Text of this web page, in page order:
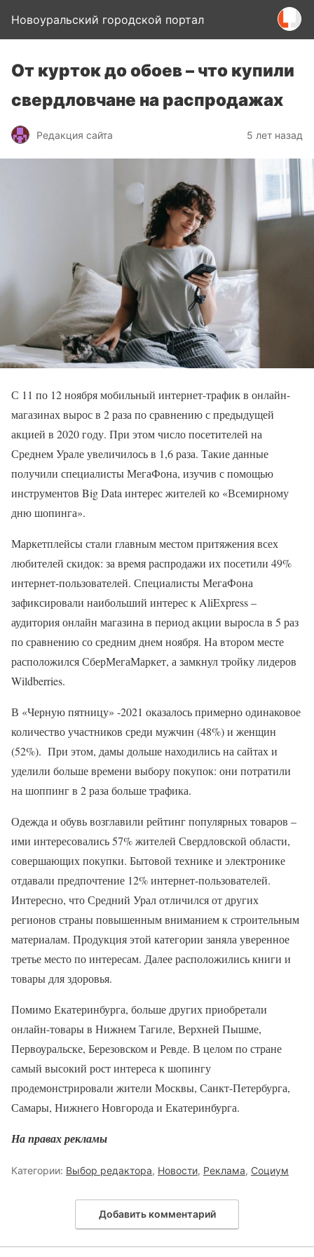
Новоуральский городской портал
От курток до обоев – что купили
свердловчане на распродажах
Редакция сайта 5 лет назад
С 11 по 12 ноября мобильный интернет-трафик в онлайн-
магазинах вырос в 2 раза по сравнению с предыдущей
акцией в 2020 году. При этом число посетителей на
Среднем Урале увеличилось в 1,6 раза. Такие данные
получили специалисты МегаФона, изучив с помощью
инструментов Big Data интерес жителей ко «Всемирному
дню шопинга».
Маркетплейсы стали главным местом притяжения всех
любителей скидок: за время распродажи их посетили 49%
интернет-пользователей. Специалисты МегаФона
зафиксировали наибольший интерес к AliExpress –
аудитория онлайн магазина в период акции выросла в 5 раз
по сравнению со средним днем ноября. На втором месте
расположился СберМегаМаркет, а замкнул тройку лидеров
Wildberries.
В «Черную пятницу» -2021 оказалось примерно одинаковое
количество участников среди мужчин (48%) и женщин
(52%). При этом, дамы дольше находились на сайтах и
уделили больше времени выбору покупок: они потратили
на шоппинг в 2 раза больше трафика.
Одежда и обувь возглавили рейтинг популярных товаров –
ими интересовались 57% жителей Свердловской области,
совершающих покупки. Бытовой технике и электронике
отдавали предпочтение 12% интернет-пользователей.
Интересно, что Средний Урал отличился от других
регионов страны повышенным вниманием к строительным
материалам. Продукция этой категории заняла уверенное
третье место по интересам. Далее расположились книги и
товары для здоровья.
Помимо Екатеринбурга, больше других приобретали
онлайн-товары в Нижнем Тагиле, Верхней Пышме,
Первоуральске, Березовском и Ревде. В целом по стране
самый высокий рост интереса к шопингу
продемонстрировали жители Москвы, Санкт-Петербурга,
Самары, Нижнего Новгорода и Екатеринбурга.
На правах рекламы
Категории: Выбор редактора, Новости, Реклама, Социум
Добавить комментарий